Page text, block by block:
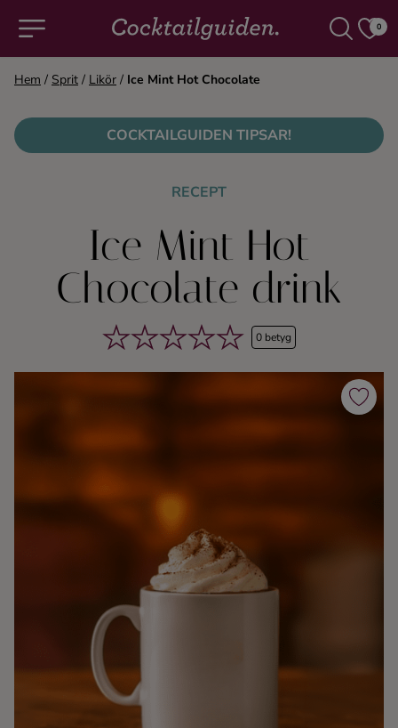
0
Champagne
Tequila
Hem / Sprit / Likör / Ice Mint Hot Chocolate
COCKTAILGUIDEN TIPSAR!
RECEPT
Ice Mint Hot
Chocolate drink
0 betyg